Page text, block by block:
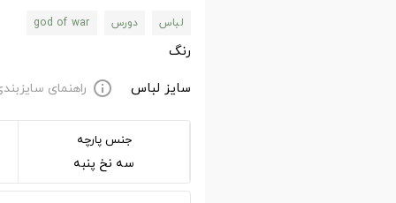
لباس دورس god of war
رنگ
سایز لباس
info راهنمای
جنس پارچه
سه نخ پنبه